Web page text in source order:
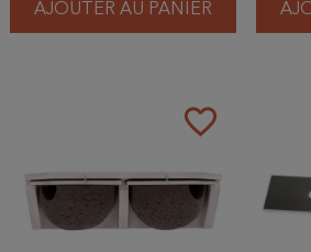
AJOUTER AU PANIER
favorite_border